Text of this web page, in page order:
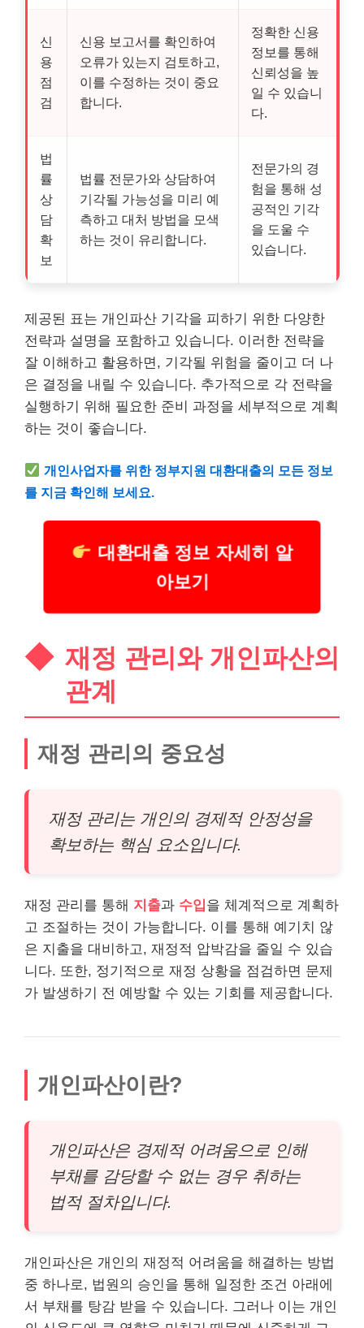
신
용
점
검
신용 보고서를 확인하여
오류가 있는지 검토하고,
이를 수정하는 것이 중요
합니다.
정확한 신용
정보를 통해
신뢰성을 높
일 수 있습니
다.
법
률
상
담
확
보
법률 전문가와 상담하여
기각될 가능성을 미리 예
측하고 대처 방법을 모색
하는 것이 유리합니다.
전문가의 경
험을 통해 성
공적인 기각
을 도울 수
있습니다.
제공된 표는 개인파산 기각을 피하기 위한 다양한
전략과 설명을 포함하고 있습니다. 이러한 전략을
잘 이해하고 활용하면, 기각될 위험을 줄이고 더 나
은 결정을 내릴 수 있습니다. 추가적으로 각 전략을
실행하기 위해 필요한 준비 과정을 세부적으로 계획
하는 것이 좋습니다.
개인사업자를 위한 정부지원 대환대출의 모든 정보
를 지금 확인해 보세요.
대환대출 정보 자세히 알
아보기
재정 관리와 개인파산의
관계
재정 관리의 중요성
재정 관리는 개인의 경제적 안정성을
확보하는 핵심 요소입니다.
재정 관리를 통해 지출과 수입을 체계적으로 계획하
고 조절하는 것이 가능합니다. 이를 통해 예기치 않
은 지출을 대비하고, 재정적 압박감을 줄일 수 있습
니다. 또한, 정기적으로 재정 상황을 점검하면 문제
가 발생하기 전 예방할 수 있는 기회를 제공합니다.
개인파산이란?
개인파산은 경제적 어려움으로 인해
부채를 감당할 수 없는 경우 취하는
법적 절차입니다.
개인파산은 개인의 재정적 어려움을 해결하는 방법
중 하나로, 법원의 승인을 통해 일정한 조건 아래에
서 부채를 탕감 받을 수 있습니다. 그러나 이는 개인